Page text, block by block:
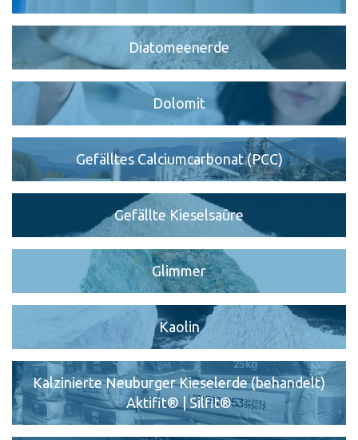
Diatomeenerde
Dolomit
Gefälltes Calciumcarbonat (PCC)
Gefällte Kieselsaüre
Glimmer
Kaolin
Kalzinierte Neuburger Kieselerde (behandelt)
Aktifit® | Silfit®